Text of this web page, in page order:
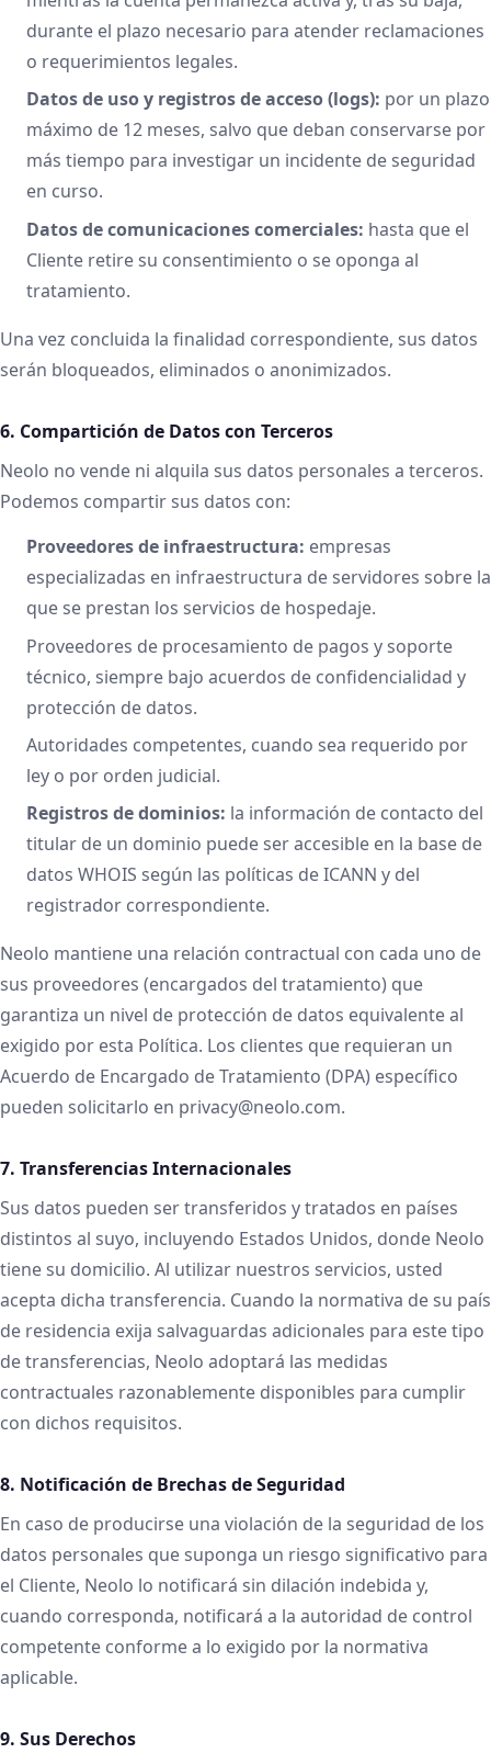
durante el plazo necesario para atender reclamaciones
o requerimientos legales.
Datos de uso y registros de acceso (logs): por un plazo
máximo de 12 meses, salvo que deban conservarse por
más tiempo para investigar un incidente de seguridad
en curso.
Datos de comunicaciones comerciales: hasta que el
Cliente retire su consentimiento o se oponga al
tratamiento.
Una vez concluida la finalidad correspondiente, sus datos
serán bloqueados, eliminados o anonimizados.
6. Compartición de Datos con Terceros
Neolo no vende ni alquila sus datos personales a terceros.
Podemos compartir sus datos con:
Proveedores de infraestructura: empresas
especializadas en infraestructura de servidores sobre la
que se prestan los servicios de hospedaje.
Proveedores de procesamiento de pagos y soporte
técnico, siempre bajo acuerdos de confidencialidad y
protección de datos.
Autoridades competentes, cuando sea requerido por
ley o por orden judicial.
Registros de dominios: la información de contacto del
titular de un dominio puede ser accesible en la base de
datos WHOIS según las políticas de ICANN y del
registrador correspondiente.
Neolo mantiene una relación contractual con cada uno de
sus proveedores (encargados del tratamiento) que
garantiza un nivel de protección de datos equivalente al
exigido por esta Política. Los clientes que requieran un
Acuerdo de Encargado de Tratamiento (DPA) específico
pueden solicitarlo en privacy@neolo.com.
7. Transferencias Internacionales
Sus datos pueden ser transferidos y tratados en países
distintos al suyo, incluyendo Estados Unidos, donde Neolo
tiene su domicilio. Al utilizar nuestros servicios, usted
acepta dicha transferencia. Cuando la normativa de su país
de residencia exija salvaguardas adicionales para este tipo
de transferencias, Neolo adoptará las medidas
contractuales razonablemente disponibles para cumplir
con dichos requisitos.
8. Notificación de Brechas de Seguridad
En caso de producirse una violación de la seguridad de los
datos personales que suponga un riesgo significativo para
el Cliente, Neolo lo notificará sin dilación indebida y,
cuando corresponda, notificará a la autoridad de control
competente conforme a lo exigido por la normativa
aplicable.
9. Sus Derechos